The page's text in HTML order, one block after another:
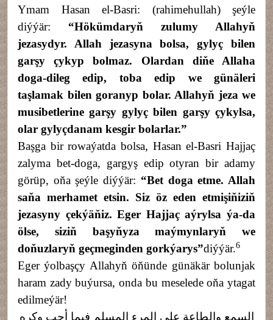
Ymam Hasan el-Basri: (rahimehullah) şeýle
diýýär: “Hökümdaryň zulumy Allahyň
jezasydyr. Allah jezasyna bolsa, gylyç bilen
garşy çykyp bolmaz. Olardan diňe Allaha
doga-dileg edip, toba edip we günäleri
taşlamak bilen goranyp bolar. Allahyň jeza we
musibetlerine garşy gylyç bilen garşy çykylsa,
olar gylyçdanam kesgir bolarlar.”
Başga bir rowaýatda bolsa, Hasan el-Basri Hajjaç
zalyma bet-doga, gargyş edip otyran bir adamy
görüp, oňa şeýle diýýär: “Bet doga etme. Allah
saňa merhamet etsin. Siz öz eden etmişiňiziň
jezasyny çekýäňiz. Eger Hajjaç aýrylsa ýa-da
ölse, siziň başyňyza maýmynlaryň we
doňuzlaryň geçmeginden gorkýarys”diýýär.6
Egerýolbaşçy Allahyň öňünde günäkär bolunjak
haram zady buýursa, onda bu meselede oňa ytagat
edilmeýär!
السمع والطاعة على المرء المسلم فيما أحب وكره